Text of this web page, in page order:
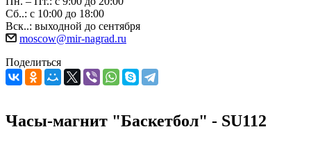
Сб..: с 10:00 до 18:00
Вск..: выходной до сентября
moscow@mir-nagrad.ru
Поделиться
Часы-магнит "Баскетбол" - SU112